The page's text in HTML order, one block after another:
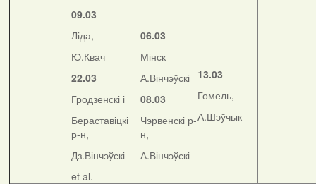
09.03
Ліда,
Ю.Квач
22.03
Гродзенскі і
Бераставіцкі
р-н,
Дз.Вінчэўскі
et al.
06.03
Мінск
А.Вінчэўскі
08.03
Чэрвенскі р-
н,
А.Вінчэўскі
13.03
Гомель,
А.Шэўчык